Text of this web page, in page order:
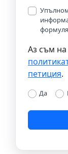
Аз съм
петиция.
Да